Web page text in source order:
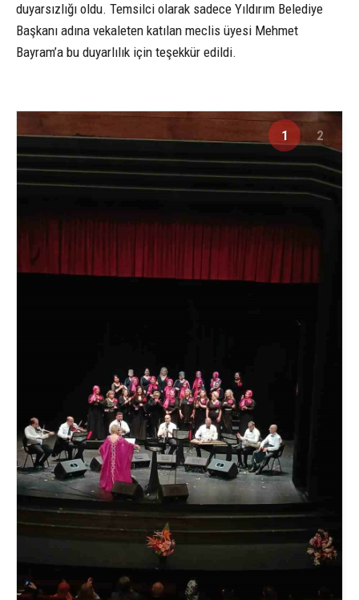
duyarsızlığı oldu. Temsilci olarak sadece Yıldırım Belediye
Başkanı adına vekaleten katılan meclis üyesi Mehmet
Bayram’a bu duyarlılık için teşekkür edildi.
1 2